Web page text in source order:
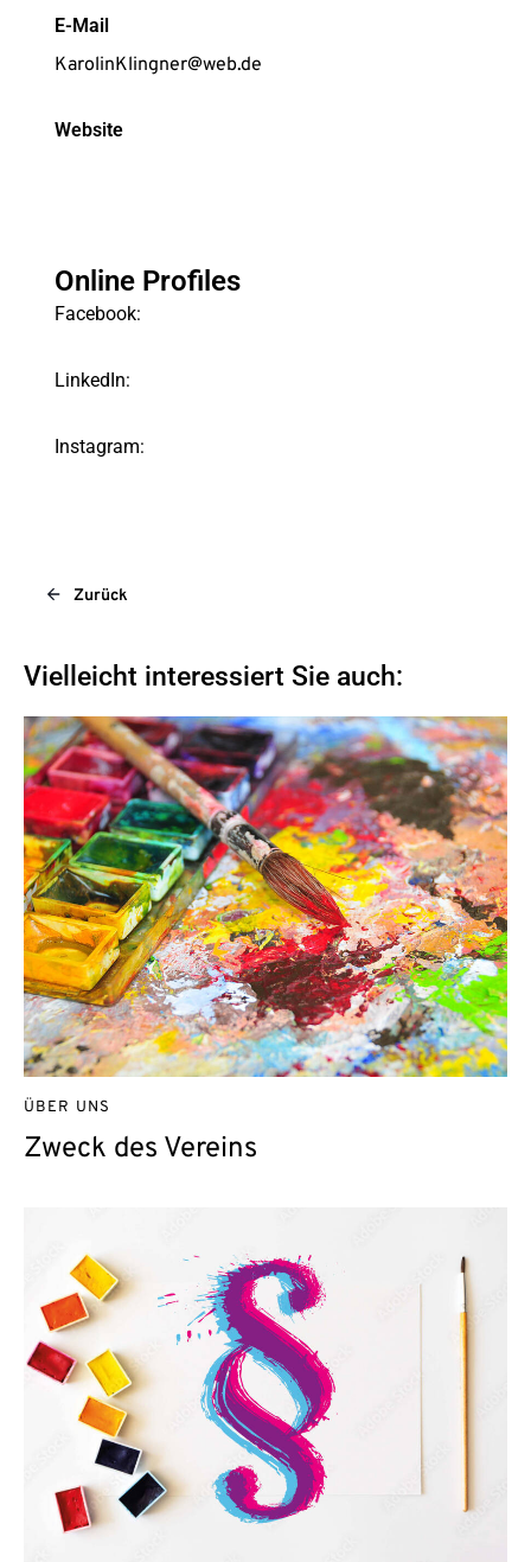
E-Mail
KarolinKlingner@web.de
Website
Online Profiles
Facebook:
LinkedIn:
Instagram:
Zurück
Vielleicht interessiert Sie auch:
Zweck des Vereins
ÜBER UNS